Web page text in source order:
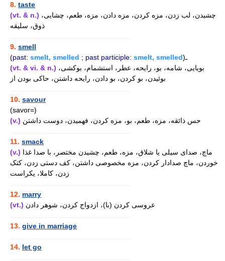
8. taste
(vt. & n.)
ذوق، سلیقه
9. smell
(past: smelt, smelled ; past participle: smelt, smelled )ـ
(vt. & vi. & n.)
بوئیدن، بو کردن، بو دادن، رایحه داشتن، حاکی بودن از
10. savour
(savor=)
(v.) حس ذائقه، مزه، طعم، بو، مزه کردن، فهمیدن، دوست داشتن
11. smack
(v.)
خوردن، ماچ صدادار کردن، مزه مخصوصی داشتن، کف دستی زدن، کتک
زدن، کاملا، یکراست
12. marry
(vt.) عروسی کردن (با)، ازدواج کردن، شوهر دادن
13. give in marriage
14. let go